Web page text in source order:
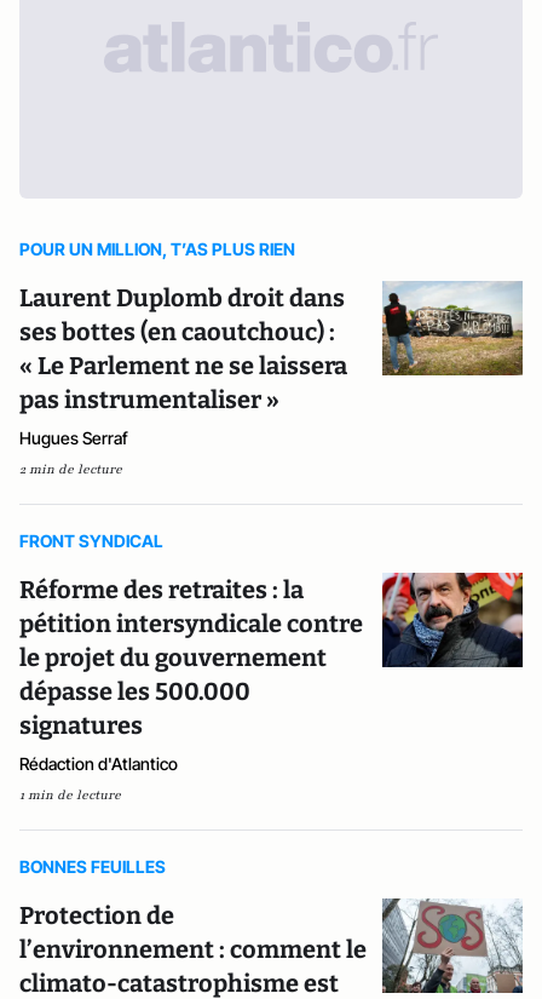
POUR UN MILLION, T’AS PLUS RIEN
Laurent Duplomb droit dans
ses bottes (en caoutchouc) :
« Le Parlement ne se laissera
pas instrumentaliser »
Hugues Serraf
2 min de lecture
FRONT SYNDICAL
Réforme des retraites : la
pétition intersyndicale contre
le projet du gouvernement
dépasse les 500.000
signatures
Rédaction d'Atlantico
1 min de lecture
BONNES FEUILLES
Protection de
l’environnement : comment le
climato-catastrophisme est